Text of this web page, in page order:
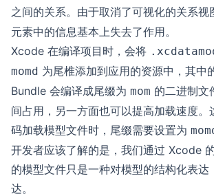
之间的关系。由于取消了可视化的关系视
元素中的信息基本上失去了作用。
Xcode 在编译项目时，会将
momd 为尾椎添加到应用的资源中，其中
Bundle 会编译成尾缀为 mom 的二进制文
间占用，另一方面也可以提高加载速度。
码加载模型文件时，尾缀需要设置为
开发者应该了解的是，我们通过 Xcode
的模型文件只是一种对模型的结构化表达
达。